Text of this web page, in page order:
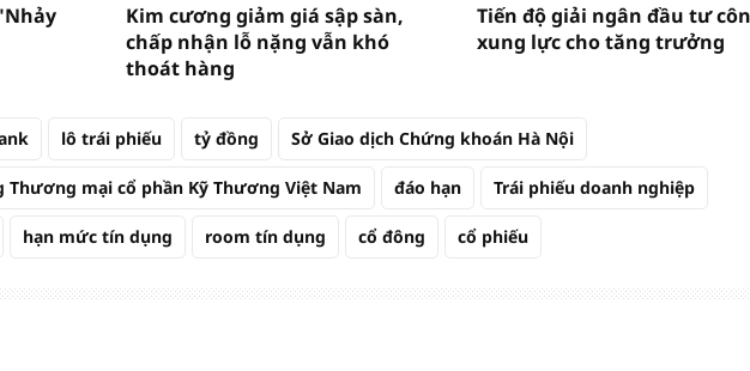
Kim cương giảm giá sập sàn,
chấp nhận lỗ nặng vẫn khó
thoát hàng
Tiến độ giải ngân đầu tư
xung lực cho tăng trưởng
lô trái phiếu tỷ đồng Sở Giao dịch Chứng khoán Hà Nội
Thương mại cổ phần Kỹ Thương Việt Nam đáo hạn Trái phiếu doanh nghiệp
hạn mức tín dụng room tín dụng cổ đông cổ phiếu